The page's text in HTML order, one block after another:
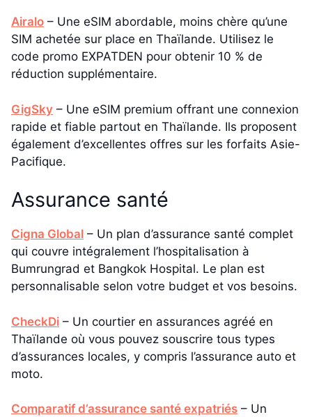
Airalo – Une eSIM abordable, moins chère qu’une
SIM achetée sur place en Thaïlande. Utilisez le
code promo EXPATDEN pour obtenir 10 % de
réduction supplémentaire.
GigSky – Une eSIM premium offrant une connexion
rapide et fiable partout en Thaïlande. Ils proposent
également d’excellentes offres sur les forfaits Asie-
Pacifique.
Assurance santé
Cigna Global – Un plan d’assurance santé complet
qui couvre intégralement l’hospitalisation à
Bumrungrad et Bangkok Hospital. Le plan est
personnalisable selon votre budget et vos besoins.
CheckDi – Un courtier en assurances agréé en
Thaïlande où vous pouvez souscrire tous types
d’assurances locales, y compris l’assurance auto et
moto.
Comparatif d’assurance santé expatriés – Un